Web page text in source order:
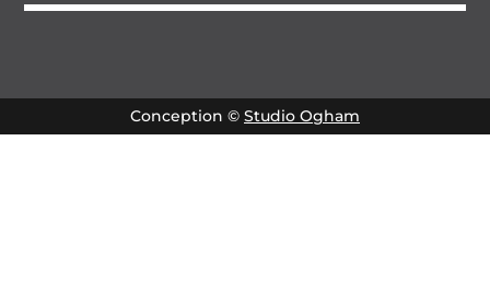
Conception © Studio Ogham